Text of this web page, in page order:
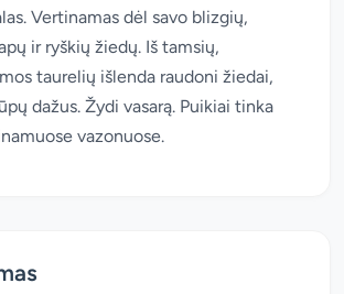
Vertinamas dėl savo blizgių,
ir ryškių žiedų. Iš tamsių,
taurelių išlenda raudoni žiedai,
dažus. Žydi vasarą. Puikiai tinka
vazonuose.